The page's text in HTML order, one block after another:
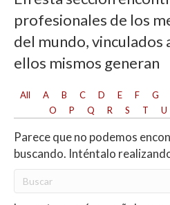
profesionales de los
del mundo, vinculados
ellos mismos generan
All A B C D E F G
O
P Q R S T U
Parece que no podemos
buscando. Inténtalo